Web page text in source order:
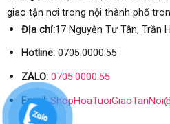
giao tận nơi trong nội thành phố
Địa chỉ:17 Nguyễn Tự Tân, Trần
Hotline:0705.0000.55
ZALO: 0705.0000.55
Email: